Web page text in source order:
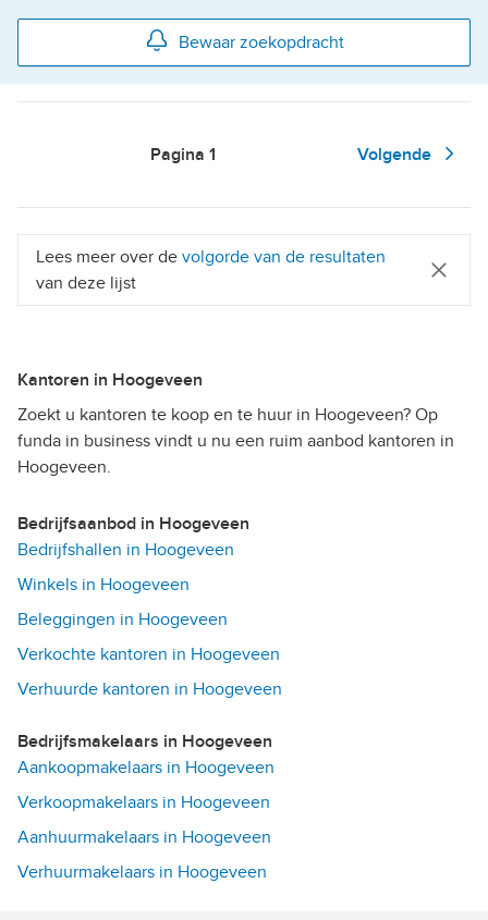
Bewaar zoekopdracht
Pagina 1 Volgende
Lees meer over de volgorde van de resultaten
van deze lijst
Kantoren in Hoogeveen
Zoekt u kantoren te koop en te huur in Hoogeveen? Op
funda in business vindt u nu een ruim aanbod kantoren in
Hoogeveen.
Bedrijfsaanbod in Hoogeveen
Bedrijfshallen in Hoogeveen
Winkels in Hoogeveen
Beleggingen in Hoogeveen
Verkochte kantoren in Hoogeveen
Verhuurde kantoren in Hoogeveen
Bedrijfsmakelaars in Hoogeveen
Aankoopmakelaars in Hoogeveen
Verkoopmakelaars in Hoogeveen
Aanhuurmakelaars in Hoogeveen
Verhuurmakelaars in Hoogeveen